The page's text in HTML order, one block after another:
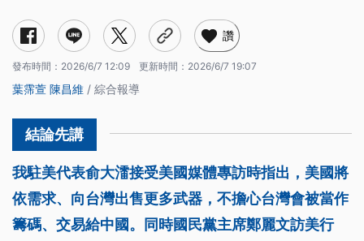
讚
發布時間： 2026/6/7 12:09 更新時間： 2026/6/7 19:07
葉霈萱 陳昌維 / 綜合報導
我駐美代表俞大㵢接受美國媒體專訪時指出，美國將
依需求、向台灣出售更多武器，不擔心台灣會被當作
籌碼、交易給中國。同時國民黨主席鄭麗文訪美行